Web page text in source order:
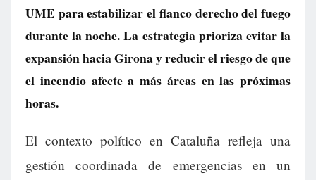
UME para estabilizar el flanco derecho del fuego
durante la noche. La estrategia prioriza evitar la
expansión hacia Girona y reducir el riesgo de que
el incendio afecte a más áreas en las próximas
horas.
El contexto político en Cataluña refleja una
gestión coordinada de emergencias en un